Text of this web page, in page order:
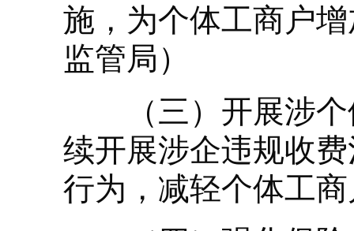
施，为个体工商户
监管局）
（三）开展涉个
续开展涉企违规收
行为，减轻个体工